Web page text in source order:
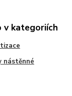
v kategoriích
nástěnné